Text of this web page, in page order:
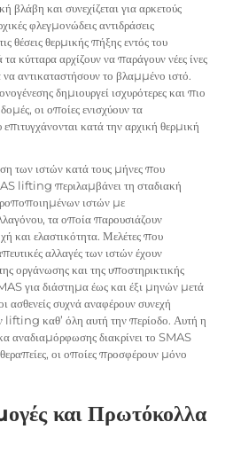
βλάβη και συνεχίζεται για αρκετούς
φλεγμονώδεις αντιδράσεις
θέσεις θερμικής πήξης εντός του
κύτταρα αρχίζουν να παράγουν νέες ίνες
να αντικαταστήσουν το βλαμμένο ιστό.
δημιουργεί ισχυρότερες και πιο
οι οποίες ενισχύουν τα
κατά την αρχική θερμική
των ιστών κατά τους μήνες που
lifting περιλαμβάνει τη σταδιακή
ιστών με
τα οποία παρουσιάζουν
και ελαστικότητα. Μελέτες που
αλλαγές των ιστών έχουν
οργάνωσης και της υποστηρικτικής
για διάστημα έως και έξι μηνών μετά
ασθενείς συχνά αναφέρουν συνεχή
lifting καθ’ όλη αυτή την περίοδο. Αυτή η
αναδιαμόρφωσης διακρίνει το SMAS
οι οποίες προσφέρουν μόνο
και Πρωτόκολλα